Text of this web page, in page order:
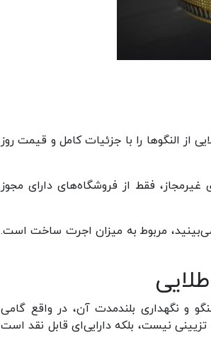
از النگوها را با جزئیات کامل و قیمت روز
فقط از فروشگاه‌های دارای مجوز
مربوط به میزان اجرت ساخت است.
و نگهداری بلندمدت آن، در واقع گامی
نیست، بلکه دارایی‌ای قابل نقد است